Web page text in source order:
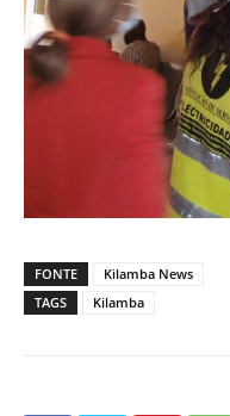
FONTE
Kilamba News
TAGS
Kilamba